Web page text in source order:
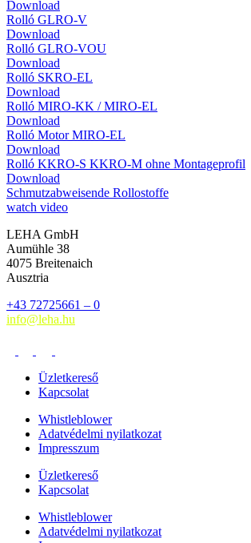
Download
Rolló GLRO-V
Download
Rolló GLRO-VOU
Download
Rolló SKRO-EL
Download
Rolló MIRO-KK / MIRO-EL
Download
Rolló Motor MIRO-EL
Download
Rolló KKRO-S KKRO-M ohne Montageprofil
Download
Schmutzabweisende Rollostoffe
watch video
LEHA GmbH
Aumühle 38
4075 Breitenaich
Ausztria
+43 72725661 – 0
info@leha.hu
Üzletkereső
Kapcsolat
Whistleblower
Adatvédelmi nyilatkozat
Impresszum
Üzletkereső
Kapcsolat
Whistleblower
Adatvédelmi nyilatkozat